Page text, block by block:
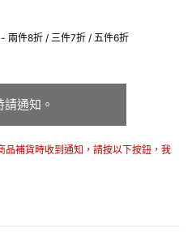
兩件8折 / 三件7折 / 五件6折
通知。
補貨時收到通知，請按以下按鈕，我